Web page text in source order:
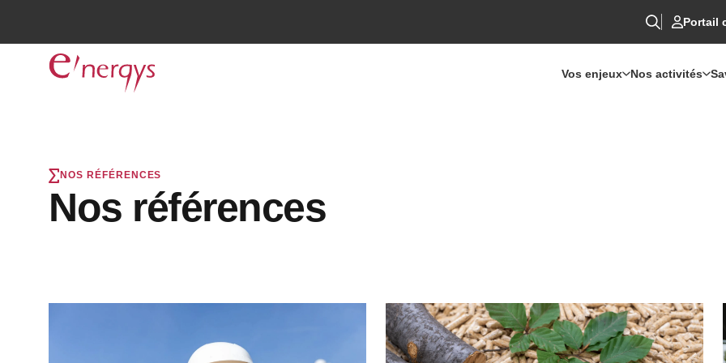
Portail
Vos enjeux Nos activités
NOS RÉFÉRENCES
Nos références